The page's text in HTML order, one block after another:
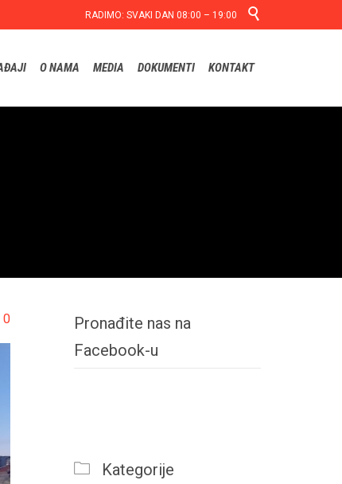
RADIMO: SVAKI DAN 08:00 – 19:00 
O NAMA MEDIA DOKUMENTI KONTAKT
0Comments
Pronađite nas na
Facebook-u
 Kategorije